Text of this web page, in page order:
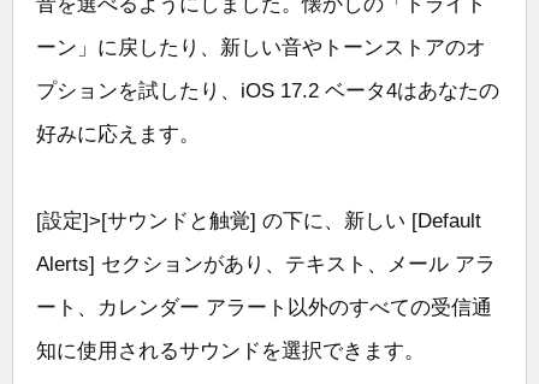
ーン」に戻したり、新しい音やトーンストアのオ
プションを試したり、iOS 17.2 ベータ4はあなたの
好みに応えます。
[設定]>[サウンドと触覚] の下に、新しい [Default
Alerts] セクションがあり、テキスト、メール アラ
ート、カレンダー アラート以外のすべての受信通
知に使用されるサウンドを選択できます。